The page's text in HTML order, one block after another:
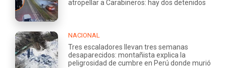
atropellar a Carabineros: hay dos detenidos
NACIONAL
Tres escaladores llevan tres semanas
desaparecidos: montañista explica la
peligrosidad de cumbre en Perú donde murió